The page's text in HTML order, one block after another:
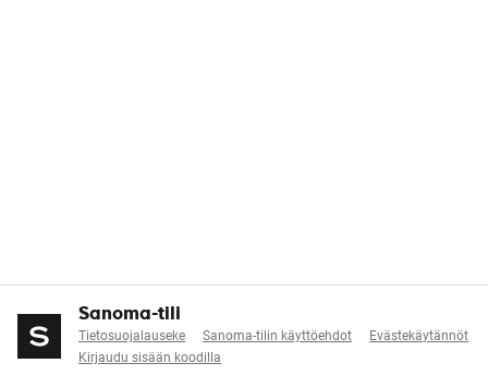
Sanoma-tili
Tietosuojalauseke Sanoma-tilin käyttöehdot
Evästekäytännöt
Kirjaudu sisään koodilla